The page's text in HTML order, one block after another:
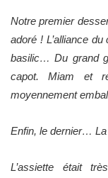
Notre premier
adoré ! L’alliance
basilic… Du grand
capot. Miam et
moyennement
Enfin, le dernier…
L’assiette était